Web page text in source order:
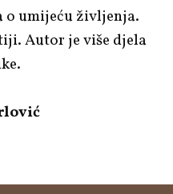
o umijeću življenja.
Autor je više djela